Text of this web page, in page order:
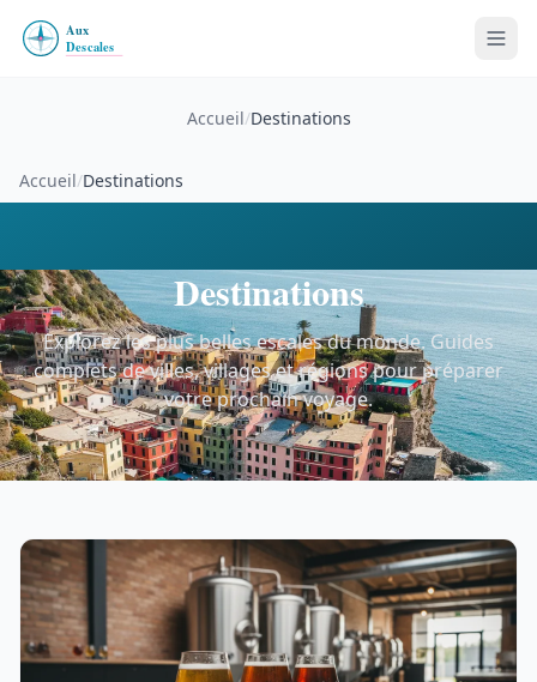
Accueil/Destinations
Accueil/Destinations
Destinations
Explorez les plus belles escales du monde. Guides
complets de villes, villages et régions pour préparer
votre prochain voyage.